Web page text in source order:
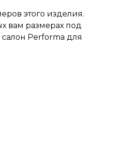
этого изделия.
вам размерах под
Performa для